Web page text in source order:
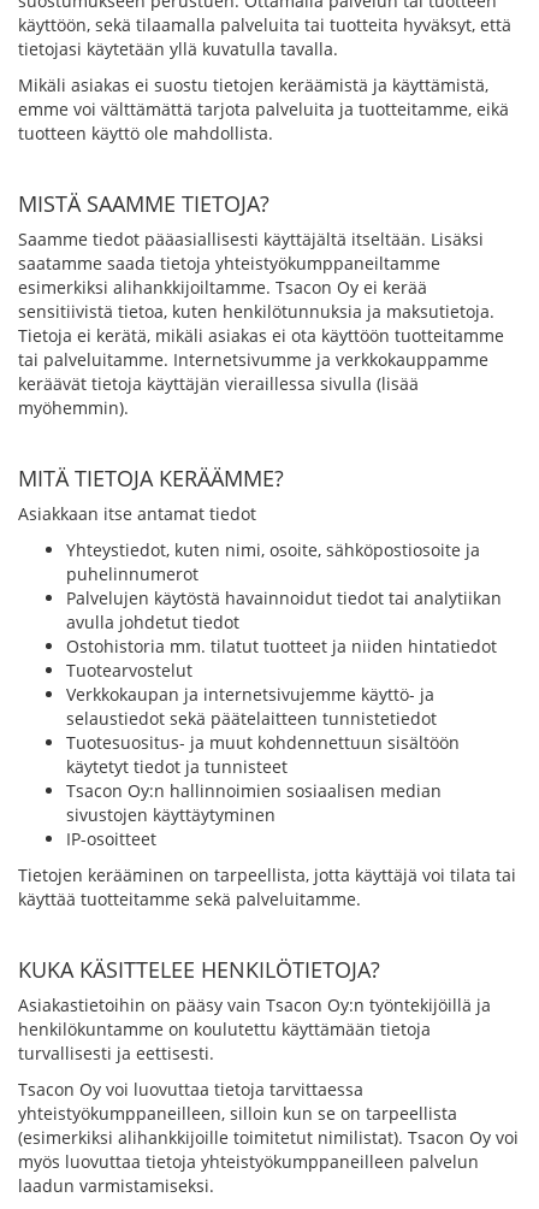
käyttöön, sekä tilaamalla palveluita tai tuotteita hyväksyt, että
tietojasi käytetään yllä kuvatulla tavalla.
Mikäli asiakas ei suostu tietojen keräämistä ja käyttämistä,
emme voi välttämättä tarjota palveluita ja tuotteitamme, eikä
tuotteen käyttö ole mahdollista.
MISTÄ SAAMME TIETOJA?
Saamme tiedot pääasiallisesti käyttäjältä itseltään. Lisäksi
saatamme saada tietoja yhteistyökumppaneiltamme
esimerkiksi alihankkijoiltamme. Tsacon Oy ei kerää
sensitiivistä tietoa, kuten henkilötunnuksia ja maksutietoja.
Tietoja ei kerätä, mikäli asiakas ei ota käyttöön tuotteitamme
tai palveluitamme. Internetsivumme ja verkkokauppamme
keräävät tietoja käyttäjän vieraillessa sivulla (lisää
myöhemmin).
MITÄ TIETOJA KERÄÄMME?
Asiakkaan itse antamat tiedot
Yhteystiedot, kuten nimi, osoite, sähköpostiosoite ja
puhelinnumerot
Palvelujen käytöstä havainnoidut tiedot tai analytiikan
avulla johdetut tiedot
Ostohistoria mm. tilatut tuotteet ja niiden hintatiedot
Tuotearvostelut
Verkkokaupan ja internetsivujemme käyttö- ja
selaustiedot sekä päätelaitteen tunnistetiedot
Tuotesuositus- ja muut kohdennettuun sisältöön
käytetyt tiedot ja tunnisteet
Tsacon Oy:n hallinnoimien sosiaalisen median
sivustojen käyttäytyminen
IP-osoitteet
Tietojen kerääminen on tarpeellista, jotta käyttäjä voi tilata tai
käyttää tuotteitamme sekä palveluitamme.
KUKA KÄSITTELEE HENKILÖTIETOJA?
Asiakastietoihin on pääsy vain Tsacon Oy:n työntekijöillä ja
henkilökuntamme on koulutettu käyttämään tietoja
turvallisesti ja eettisesti.
Tsacon Oy voi luovuttaa tietoja tarvittaessa
yhteistyökumppaneilleen, silloin kun se on tarpeellista
(esimerkiksi alihankkijoille toimitetut nimilistat). Tsacon Oy voi
myös luovuttaa tietoja yhteistyökumppaneilleen palvelun
laadun varmistamiseksi.